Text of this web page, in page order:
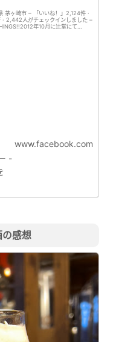
茅ヶ崎市 – 「いいね！」2,124件 ·
· 2,442人がチェックインしました –
年10月に辻堂にて
www.facebook.com
の感想